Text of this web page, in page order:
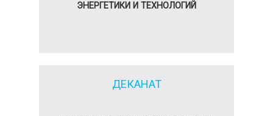
ЭНЕРГЕТИКИ И ТЕХНОЛОГИЙ
ДЕКАНАТ